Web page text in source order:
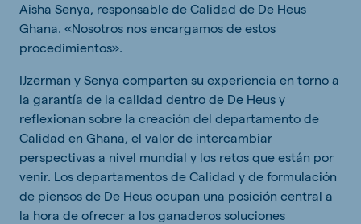
Aisha Senya, responsable de Calidad de De Heus
Ghana. «Nosotros nos encargamos de estos
procedimientos».
IJzerman y Senya comparten su experiencia en torno a
la garantía de la calidad dentro de De Heus y
reflexionan sobre la creación del departamento de
Calidad en Ghana, el valor de intercambiar
perspectivas a nivel mundial y los retos que están por
venir. Los departamentos de Calidad y de formulación
de piensos de De Heus ocupan una posición central a
la hora de ofrecer a los ganaderos soluciones